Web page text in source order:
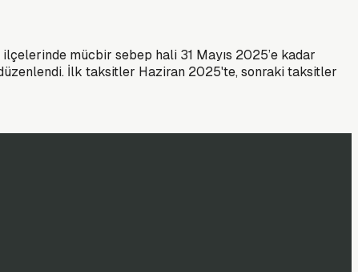
mücbir sebep hali 31 Mayıs 2025’e kadar
İlk taksitler Haziran 2025'te, sonraki taksitler